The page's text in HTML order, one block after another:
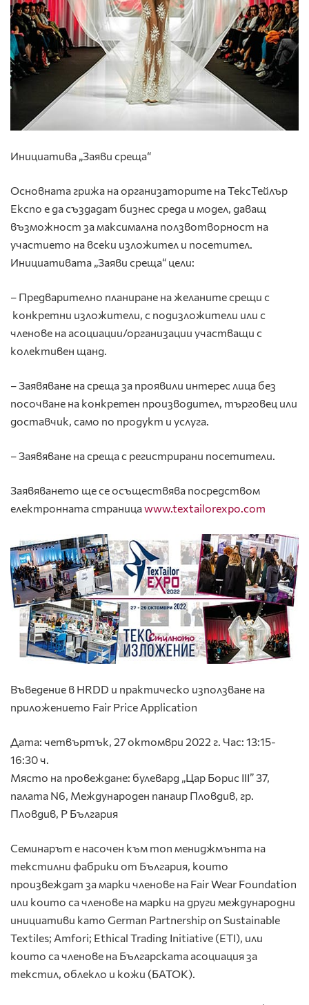
Инициатива „Заяви среща“
Основната грижа на организаторите на ТексТейлър
Експо е да създадат бизнес среда и модел, даващ
възможност за максимална ползвотворност на
участието на всеки изложител и посетител.
Инициативата „Заяви среща“ цели:
– Предварително планиране на желаните срещи с
конкретни изложители, с подизложители или с
членове на асоциации/организации участващи с
колективен щанд.
– Заявяване на среща за проявили интерес лица без
посочване на конкретен производител, търговец или
доставчик, само по продукт и услуга.
– Заявяване на среща с регистрирани посетители.
Зaявяването ще се осъществява посредством
електронната страницаwww.textailorexpo.com
Въведение в HRDD и практическо използване на
приложението Fair Price Application
Дата: четвъртък, 27 октомври 2022 г. Час: 13:15-
16:30 ч.
Място на провеждане: булевард „Цар Борис III” 37,
палата N6, Международен панаир Пловдив, гр.
Пловдив, Р България
Семинарът е насочен към топ мениджмънта на
текстилни фабрики от България, които
произвеждат за марки членове на Fair Wear Foundation
или които са членове на марки на други международни
инициативи като German Partnership on Sustainable
Textiles; Amfori; Ethical Trading Initiative (ETI), или
които са членове на Българската асоциация за
текстил, облекло и кожи (БАТОК).